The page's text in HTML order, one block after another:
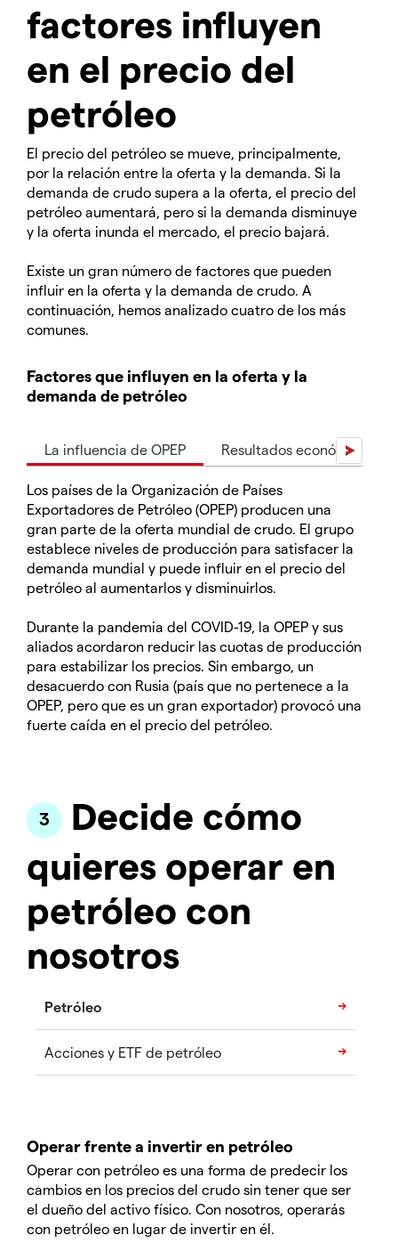
factores influyen
en el precio del
petróleo
El precio del petróleo se mueve, principalmente,
por la relación entre la oferta y la demanda. Si la
demanda de crudo supera a la oferta, el precio del
petróleo aumentará, pero si la demanda disminuye
y la oferta inunda el mercado, el precio bajará.
Existe un gran número de factores que pueden
influir en la oferta y la demanda de crudo. A
continuación, hemos analizado cuatro de los más
comunes.
Factores que influyen en la oferta y la
demanda de petróleo
La influencia de OPEP Resultados económicos
Los países de la Organización de Países
Exportadores de Petróleo (OPEP) producen una
gran parte de la oferta mundial de crudo. El grupo
establece niveles de producción para satisfacer la
demanda mundial y puede influir en el precio del
petróleo al aumentarlos y disminuirlos.
Durante la pandemia del COVID-19, la OPEP y sus
aliados acordaron reducir las cuotas de producción
para estabilizar los precios. Sin embargo, un
desacuerdo con Rusia (país que no pertenece a la
OPEP, pero que es un gran exportador) provocó una
fuerte caída en el precio del petróleo.
Decide cómo
quieres operar en
petróleo con
nosotros
Petróleo
Acciones y ETF de petróleo
Operar frente a invertir en petróleo
Operar con petróleo es una forma de predecir los
cambios en los precios del crudo sin tener que ser
el dueño del activo físico. Con nosotros, operarás
con petróleo en lugar de invertir en él.